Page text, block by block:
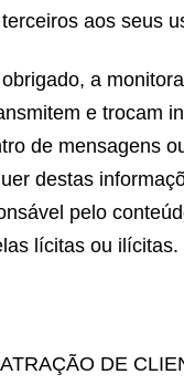
aos seus
a
e trocam
de mensagens
destas
pelo
lícitas ou ilícitas.
DE